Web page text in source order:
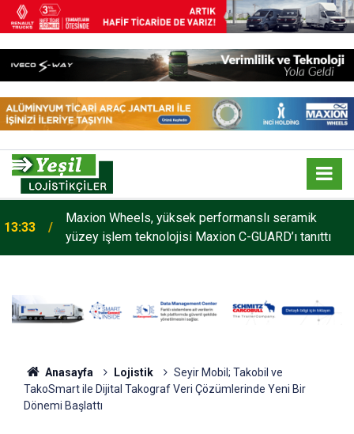
13:33
Maxion Wheels, yüksek performanslı seramik
yüzey işlem teknolojisi Maxion C-GUARD’ı tanıttı
Anasayfa Lojistik
Seyir Mobil; Takobil ve
TakoSmart ile Dijital Takograf Veri Çözümlerinde Yeni Bir
Dönemi Başlattı